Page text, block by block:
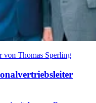
von Thomas Sperling